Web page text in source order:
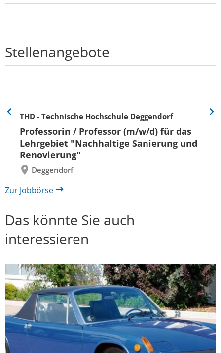
Stellenangebote
THD - Technische Hochschule Deggendorf
Professorin / Professor (m/w/d) für das
Lehrgebiet "Nachhaltige Sanierung und
Renovierung"
Deggendorf
Eine
zurück
Eine
Zur Jobbörse
Das könnte Sie auch
interessieren